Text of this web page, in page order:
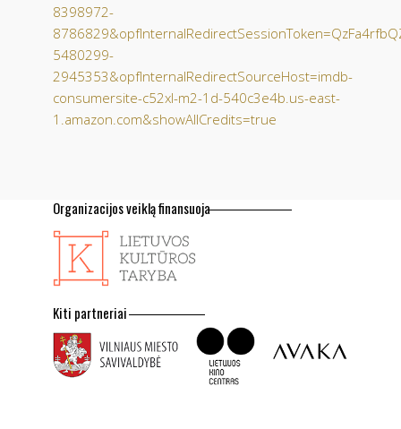
8398972-
5480299-
2945353&opfInternalRedirectSourceHost=imdb-
consumersite-c52xl-m2-1d-540c3e4b.us-east-
1.amazon.com&showAllCredits=true
Organizacijos veiklą finansuoja
Kiti partneriai